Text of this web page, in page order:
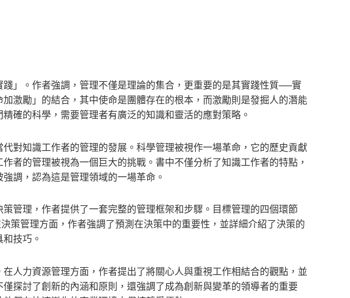
。作者強調，管理不僅是理論的集合，更重要的是其實踐性質──實
激勵」的結合，其中使命是團體存在的根本，而激勵則是發掘人的潛能
確的科學，需要管理者有廣泛的知識和靈活的應對策略。
知識工作者的管理的發展。科學管理被視作一場革命，它的歷史貢獻
者的管理被視為一個巨大的挑戰。書中不僅分析了知識工作者的特點，
調，認為這是管理領域的一場革命。
理，作者提供了一套完整的管理框架和步驟。目標管理的四個環節
管理方面，作者強調了預測在決策中的重要性，並詳細介紹了決策的
技巧。
力資源管理方面，作者提出了將關心人與重視工作相結合的觀點，並
探討了創新的內涵和原則，還強調了成為創新與變革的領導者的重要